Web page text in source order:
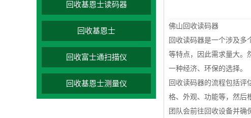
回收基恩士读码器
回收基恩士
回收富士通扫描仪
回收基恩士测量仪
佛山回收读码器
回收读码器是一个涉及
等特点，因此需求量大。
一种经济、环保的选择。
回收读码器的流程包括
格、外观、功能等，然后
团队会前往回收设备并确